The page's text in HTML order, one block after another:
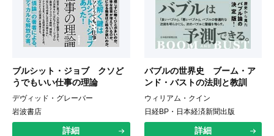
ブルシット・ジョブ クソど
うでもいい仕事の理論
デヴィッド・グレーバー
岩波書店
詳細
バブルの世界史 ブーム・ア
ンド・バストの法則と教訓
ウィリアム・クイン
日経BP・日本経済新聞出版
詳細